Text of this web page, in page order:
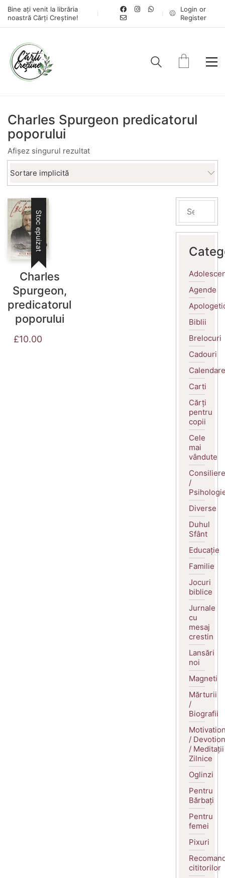
Bine ați venit la librăria
noastră Cărți Creștine!
Login or
Register
Charles Spurgeon predicatorul
poporului
Afișez singurul rezultat
Sortare implicită
Stoc epuizat
Charles
Spurgeon,
predicatorul
poporului
£10.00
Agende
Biblii
Brelocuri
Cadouri
Calendare
Carti
Cărți
pentru
copii
Cele
mai
vândute
Consiliere
/
Diverse
Duhul
Sfânt
Educație
Familie
Jocuri
biblice
Jurnale
cu
mesaj
crestin
Lansări
noi
Magneti
Mărturii
/
Biografii
/
/ Meditații
Zilnice
Oglinzi
Pentru
Bărbați
Pentru
femei
Pixuri
cititorilor